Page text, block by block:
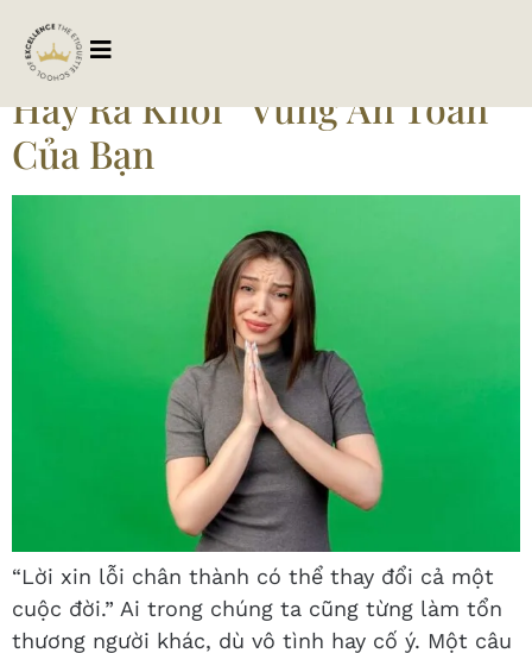
Tag:
Hãy Ra Khỏi “Vùng An Toàn”
Của Bạn
“Lời xin lỗi chân thành có thể thay đổi cả một
cuộc đời.” Ai trong chúng ta cũng từng làm tổn
thương người khác, dù vô tình hay cố ý. Một câu